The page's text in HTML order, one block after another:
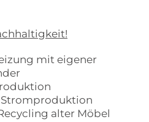
mit eigener
Stromproduktion
alter Möbel